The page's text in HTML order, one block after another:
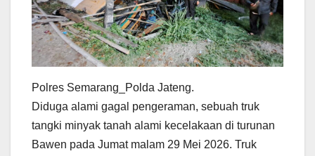
Polres Semarang_Polda Jateng.
Diduga alami gagal pengeraman, sebuah truk
tangki minyak tanah alami kecelakaan di turunan
Bawen pada Jumat malam 29 Mei 2026. Truk